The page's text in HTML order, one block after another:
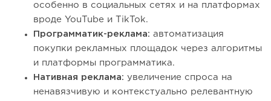
особенно в социальных сетях и на платформах
вроде YouTube и TikTok.
Программатик-реклама: автоматизация
покупки рекламных площадок через алгоритмы
и платформы программатика.
Нативная реклама: увеличение спроса на
ненавязчивую и контекстуально релевантную